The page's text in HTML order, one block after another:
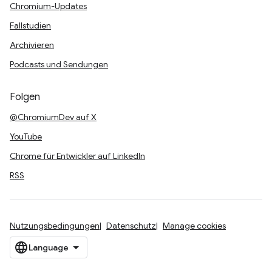
Chromium-Updates
Fallstudien
Archivieren
Podcasts und Sendungen
Folgen
@ChromiumDev auf X
YouTube
Chrome für Entwickler auf LinkedIn
RSS
Nutzungsbedingungen Datenschutz Manage cookies